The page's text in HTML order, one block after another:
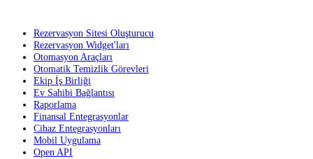
Rezervasyon Sitesi Oluşturucu
Rezervasyon Widget'ları
Otomasyon Araçları
Otomatik Temizlik Görevleri
Ekip İş Birliği
Ev Sahibi Bağlantısı
Raporlama
Finansal Entegrasyonlar
Cihaz Entegrasyonları
Mobil Uygulama
Open API